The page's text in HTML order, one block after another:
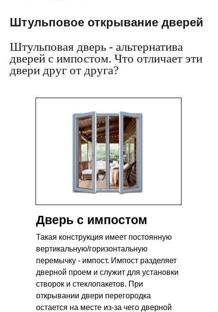
Штульповое открывание дверей
Штульповая дверь - альтернатива
дверей с импостом. Что отличает эти
двери друг от друга?
Дверь с импостом
Такая конструкция имеет постоянную
вертикальную/горизонтальную
перемычку - импост. Импост разделяет
дверной проем и служит для установки
створок и стеклопакетов. При
открывании двери перегородка
остается на месте из-за чего дверной